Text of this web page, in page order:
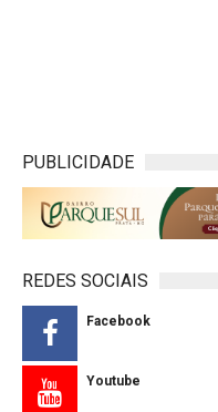
PUBLICIDADE
REDES SOCIAIS
Facebook
Youtube